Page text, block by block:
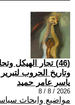
(46) تجار الهيكل
وتاريخ الحروب
ياسر عامر حميد
2026 / 8 / 8
مواضيع وابحاث